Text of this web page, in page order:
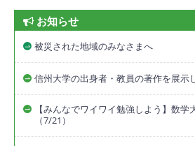
お知らせ
被災された地域のみなさまへ
信州大学の出身者・教員の著作を展示
【みんなでワイワイ勉強しよう】数学
（7/21）